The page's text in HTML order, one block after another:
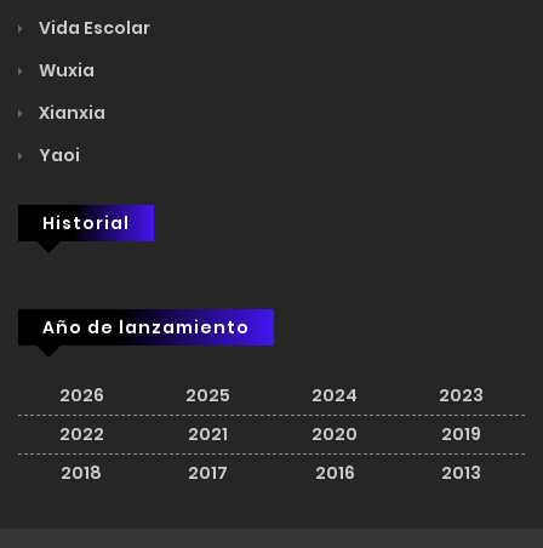
Vida Escolar
Wuxia
Xianxia
Yaoi
Historial
Año de lanzamiento
2026 2025 2024
2023
2022
2021 2020
2019
2018
2017 2016 2013